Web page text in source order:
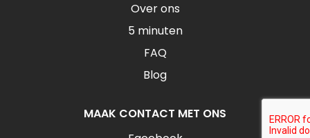
Over ons
5 minuten
FAQ
Blog
MAAK CONTACT MET ONS